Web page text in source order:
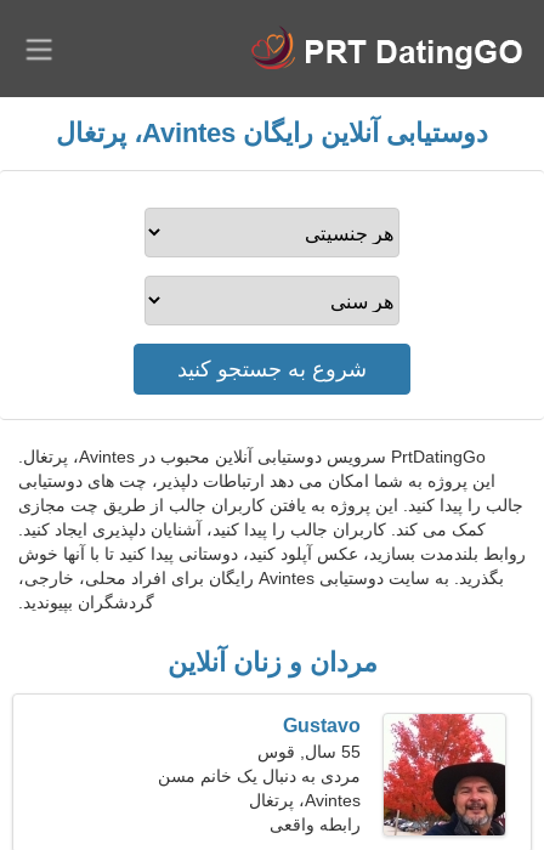
دوستیابی آنلاین رایگان Avintes، پرتغال
PrtDatingGo سرویس دوستیابی آنلاین محبوب در Avintes، پرتغال.
این پروژه به شما امکان می دهد ارتباطات دلپذیر، چت های دوستیابی
جالب را پیدا کنید. این پروژه به یافتن کاربران جالب از طریق چت مجازی
کمک می کند. کاربران جالب را پیدا کنید، آشنایان دلپذیری ایجاد کنید.
روابط بلندمدت بسازید، عکس آپلود کنید، دوستانی پیدا کنید تا با آنها خوش
بگذرید. به سایت دوستیابی Avintes رایگان برای افراد محلی، خارجی،
گردشگران بپیوندید.
مردان و زنان آنلاین
Gustavo
55 سال, قوس
مردی به دنبال یک خانم مسن
43-50
Avintes، پرتغال
رابطه واقعی